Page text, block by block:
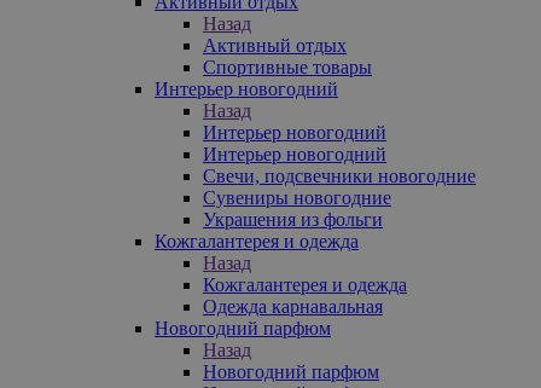
Назад
Активный отдых
Спортивные товары
Интерьер новогодний
Назад
Интерьер новогодний
Интерьер новогодний
Свечи, подсвечники новогодние
Сувениры новогодние
Украшения из фольги
Кожгалантерея и одежда
Назад
Кожгалантерея и одежда
Одежда карнавальная
Новогодний парфюм
Назад
Новогодний парфюм